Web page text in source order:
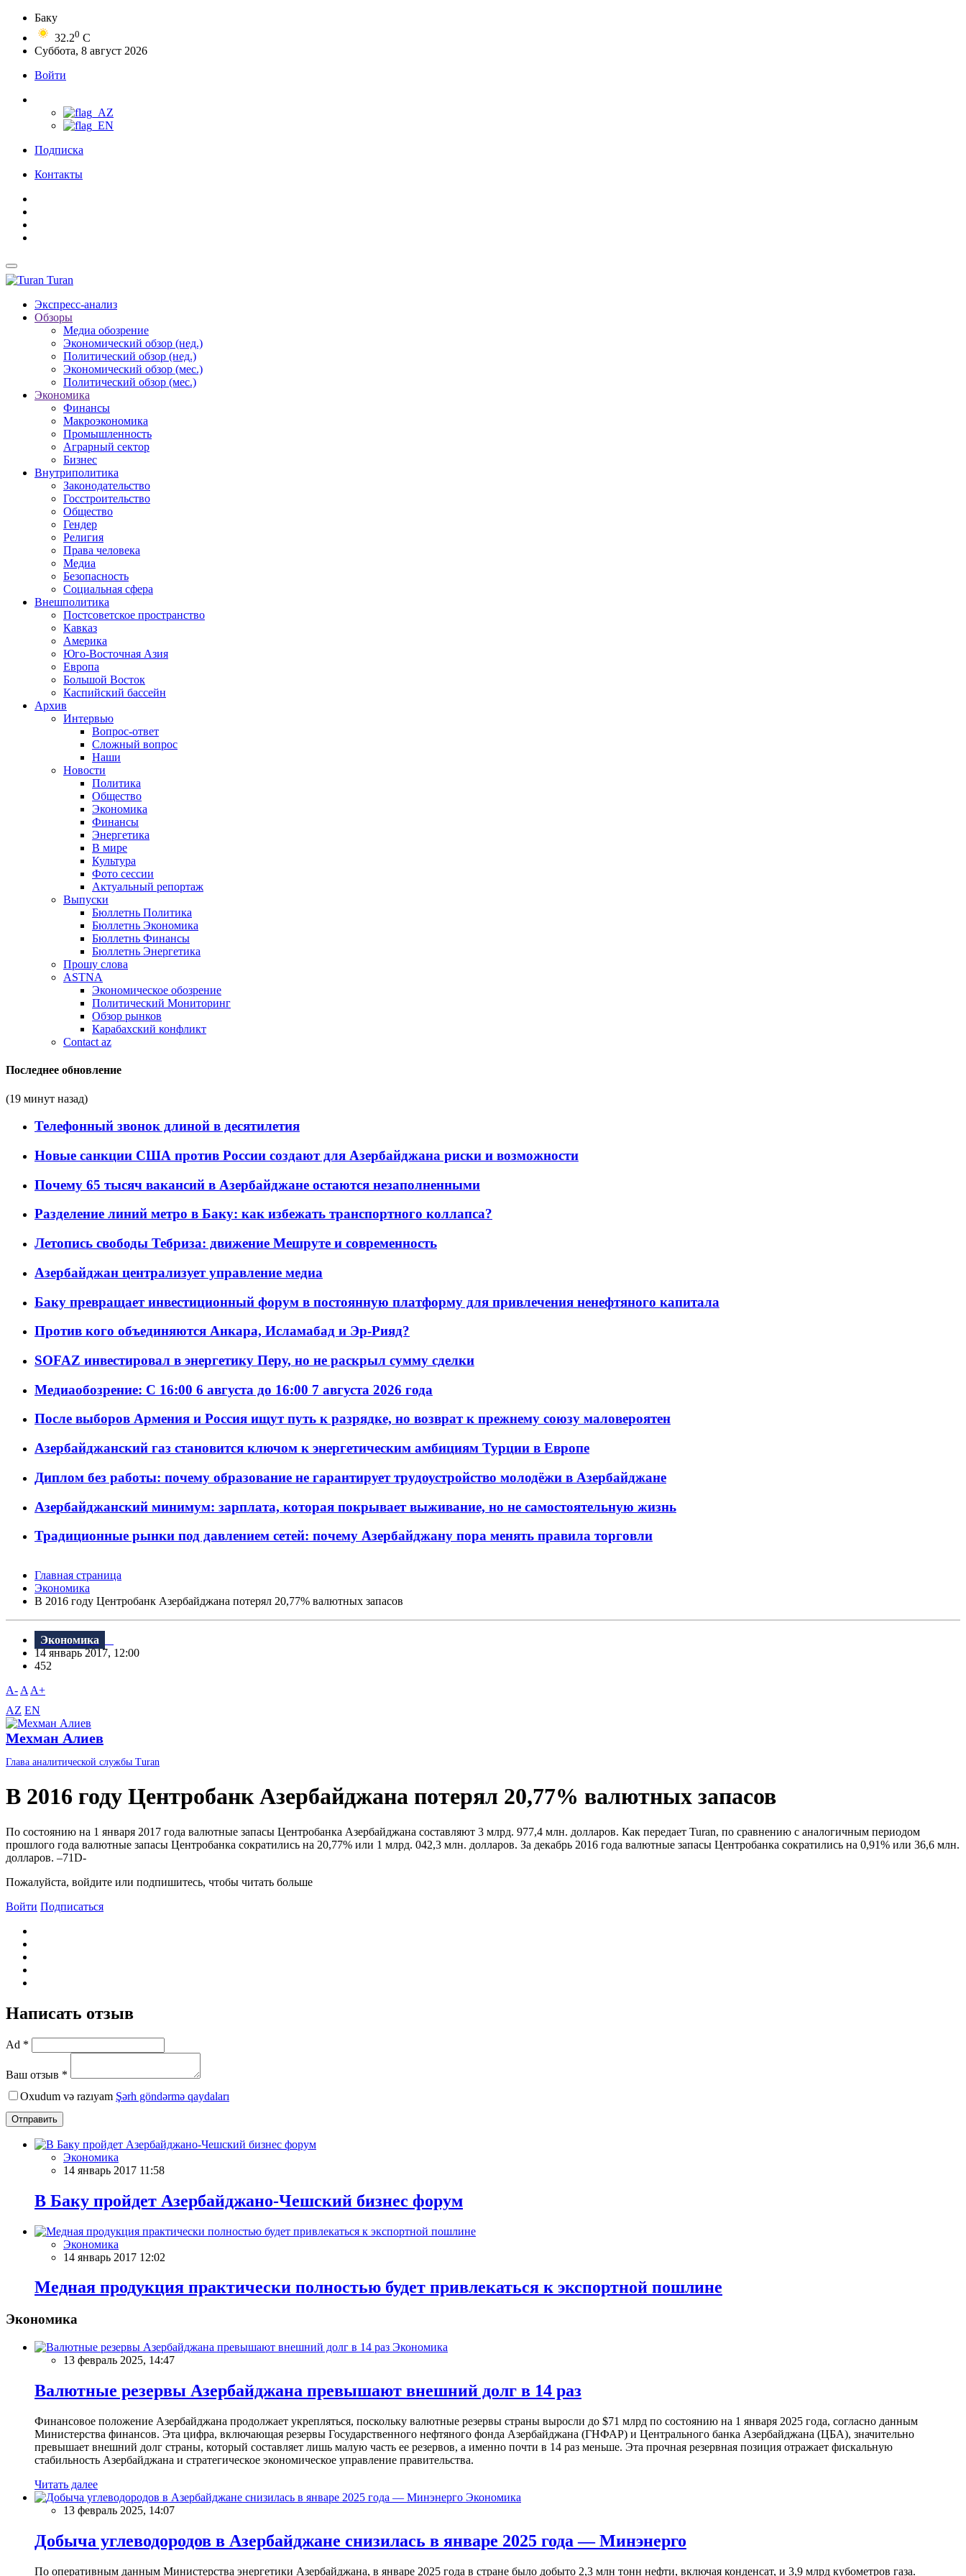
Баку
32.20 C
Суббота, 8 август 2026
Войти
Подписка
Контакты
Turan
Экспресс-анализ
Обзоры
Медиа обозрение
Экономический обзор (нед.)
Политический обзор (нед.)
Экономический обзор (мес.)
Политический обзор (мес.)
Экономика
Финансы
Макроэкономика
Промышленность
Аграрный сектор
Бизнес
Внутриполитика
Законодательство
Госстроительство
Общество
Гендер
Религия
Права человека
Медиа
Безопасность
Социальная сфера
Внешполитика
Постсоветское пространство
Кавказ
Америка
Юго-Восточная Азия
Европа
Большой Восток
Каспийский бассейн
Архив
Интервью
Вопрос-ответ
Сложный вопрос
Наши
Новости
Политика
Общество
Экономика
Финансы
Энергетика
В мире
Культура
Фото сессии
Актуальный репортаж
Выпуски
Бюллетнь Политика
Бюллетнь Экономика
Бюллетнь Финансы
Бюллетнь Энергетика
Прошу слова
ASTNA
Экономическое обозрение
Политический Мониторинг
Обзор рынков
Карабахский конфликт
Contact az
Последнее обновление
(19 минут назад)
Телефонный звонок длиной в десятилетия
Новые санкции США против России создают для Азербайджана риски и возможности
Почему 65 тысяч вакансий в Азербайджане остаются незаполненными
Разделение линий метро в Баку: как избежать транспортного коллапса?
Летопись свободы Тебриза: движение Мешруте и современность
Азербайджан централизует управление медиа
Баку превращает инвестиционный форум в постоянную платформу для привлечения ненефтяного капитала
Против кого объединяются Анкара, Исламабад и Эр-Рияд?
SOFAZ инвестировал в энергетику Перу, но не раскрыл сумму сделки
Медиаобозрение: С 16:00 6 августа до 16:00 7 августа 2026 года
После выборов Армения и Россия ищут путь к разрядке, но возврат к прежнему союзу маловероятен
Азербайджанский газ становится ключом к энергетическим амбициям Турции в Европе
Диплом без работы: почему образование не гарантирует трудоустройство молодёжи в Азербайджане
Азербайджанский минимум: зарплата, которая покрывает выживание, но не самостоятельную жизнь
Традиционные рынки под давлением сетей: почему Азербайджану пора менять правила торговли
Главная страница
Экономика
В 2016 году Центробанк Азербайджана потерял 20,77% валютных запасов
Экономика
14 январь 2017, 12:00
452
A- A A+
AZ EN
Мехман Алиев
Глава аналитической службы Turan
В 2016 году Центробанк Азербайджана потерял 20,77% валютных запасов
По состоянию на 1 января 2017 года валютные запасы Центробанка Азербайджана составляют 3 млрд. 977,4 млн. долларов. Как передает Turan, по сравнению с аналогичным периодом
прошлого года валютные запасы Центробанка сократились на 20,77% или 1 млрд. 042,3 млн. долларов. За декабрь 2016 года валютные запасы Центробанка сократились на 0,91% или 36,6 млн.
долларов. –71D-
Пожалуйста, войдите или подпишитесь, чтобы читать больше
Войти Подписаться
Написать отзыв
Ad *
Ваш отзыв *
Oxudum və razıyam Şərh göndərmə qaydaları
Отправить
Экономика
14 январь 2017 11:58
В Баку пройдет Азербайджано-Чешский бизнес форум
Экономика
14 январь 2017 12:02
Медная продукция практически полностью будет привлекаться к экспортной пошлине
Экономика
Экономика
13 февраль 2025, 14:47
Валютные резервы Азербайджана превышают внешний долг в 14 раз
Финансовое положение Азербайджана продолжает укрепляться, поскольку валютные резервы страны выросли до $71 млрд по состоянию на 1 января 2025 года, согласно данным
Министерства финансов. Эта цифра, включающая резервы Государственного нефтяного фонда Азербайджана (ГНФАР) и Центрального банка Азербайджана (ЦБА), значительно
превышает внешний долг страны, который составляет лишь малую часть ее резервов, а именно почти в 14 раз меньше. Эта прочная резервная позиция отражает фискальную
стабильность Азербайджана и стратегическое экономическое управление правительства.
Читать далее
Экономика
13 февраль 2025, 14:07
Добыча углеводородов в Азербайджане снизилась в январе 2025 года — Минэнерго
По оперативным данным Министерства энергетики Азербайджана, в январе 2025 года в стране было добыто 2,3 млн тонн нефти, включая конденсат, и 3,9 млрд кубометров газа.